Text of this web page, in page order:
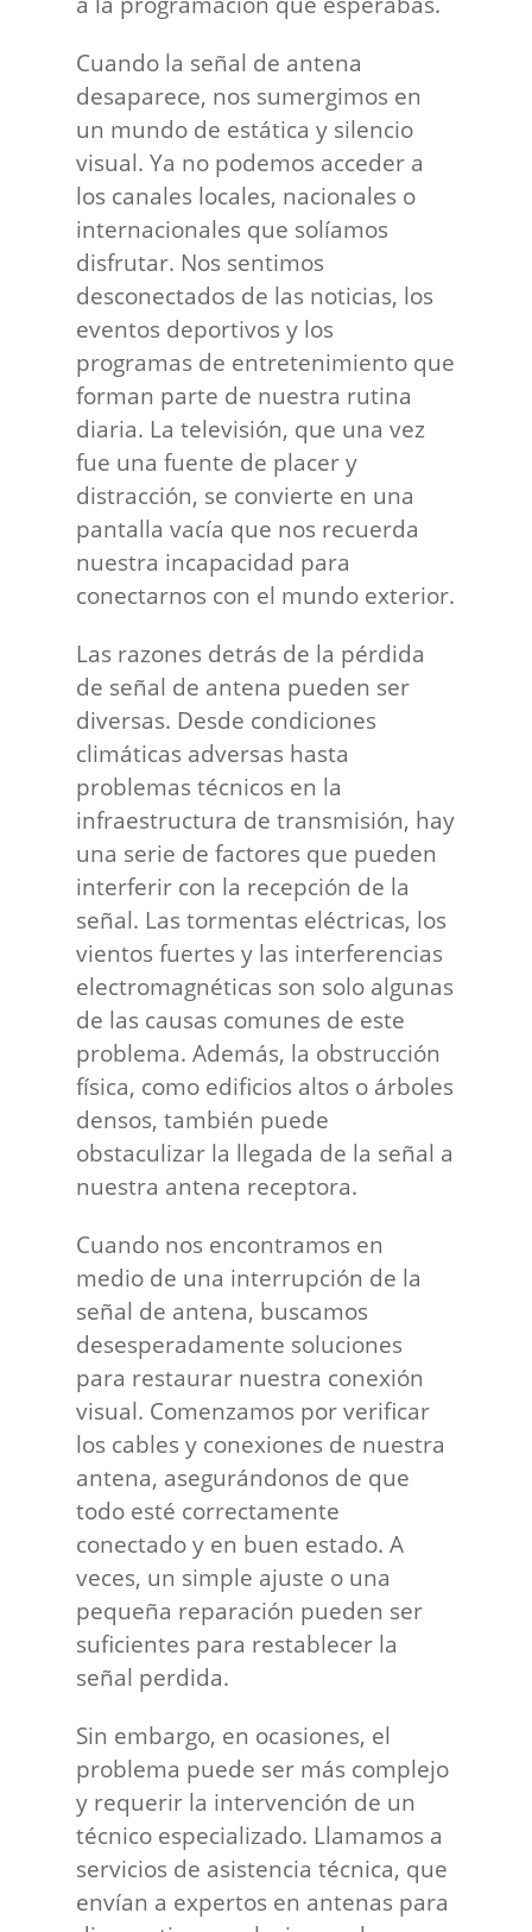
Cuando la señal de antena
desaparece, nos sumergimos en
un mundo de estática y silencio
visual. Ya no podemos acceder a
los canales locales, nacionales o
internacionales que solíamos
disfrutar. Nos sentimos
desconectados de las noticias, los
eventos deportivos y los
programas de entretenimiento que
forman parte de nuestra rutina
diaria. La televisión, que una vez
fue una fuente de placer y
distracción, se convierte en una
pantalla vacía que nos recuerda
nuestra incapacidad para
conectarnos con el mundo exterior.
Las razones detrás de la pérdida
de señal de antena pueden ser
diversas. Desde condiciones
climáticas adversas hasta
problemas técnicos en la
infraestructura de transmisión, hay
una serie de factores que pueden
interferir con la recepción de la
señal. Las tormentas eléctricas, los
vientos fuertes y las interferencias
electromagnéticas son solo algunas
de las causas comunes de este
problema. Además, la obstrucción
física, como edificios altos o árboles
densos, también puede
obstaculizar la llegada de la señal a
nuestra antena receptora.
Cuando nos encontramos en
medio de una interrupción de la
señal de antena, buscamos
desesperadamente soluciones
para restaurar nuestra conexión
visual. Comenzamos por verificar
los cables y conexiones de nuestra
antena, asegurándonos de que
todo esté correctamente
conectado y en buen estado. A
veces, un simple ajuste o una
pequeña reparación pueden ser
suficientes para restablecer la
señal perdida.
Sin embargo, en ocasiones, el
problema puede ser más complejo
y requerir la intervención de un
técnico especializado. Llamamos a
servicios de asistencia técnica, que
envían a expertos en antenas para